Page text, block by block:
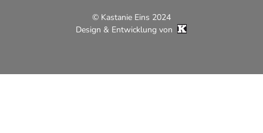
© Kastanie Eins 2024
Design & Entwicklung von